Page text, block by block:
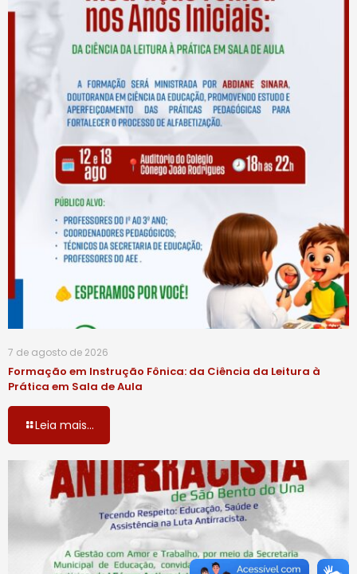
7 de agosto de 2026
Formação em Instrução Fônica: da Ciência da Leitura à
Prática em Sala de Aula
Leia mais...